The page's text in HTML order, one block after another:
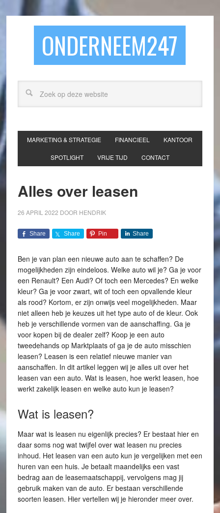
ONDERNEEM247
MARKETING & STRATEGIE FINANCIEEL KANTOOR
SPOTLIGHT VRIJE TIJD CONTACT
Alles over leasen
26 APRIL 2022 DOOR HENDRIK
Share Share Pin Share
Ben je van plan een nieuwe auto aan te schaffen? De
mogelijkheden zijn eindeloos. Welke auto wil je? Ga je voor
een Renault? Een Audi? Of toch een Mercedes? En welke
kleur? Ga je voor zwart, wit of toch een opvallende kleur
als rood? Kortom, er zijn onwijs veel mogelijkheden. Maar
niet alleen heb je keuzes uit het type auto of de kleur. Ook
heb je verschillende vormen van de aanschaffing. Ga je
voor kopen bij de dealer zelf? Koop je een auto
tweedehands op Marktplaats of ga je de auto misschien
leasen? Leasen is een relatief nieuwe manier van
aanschaffen. In dit artikel leggen wij je alles uit over het
leasen van een auto. Wat is leasen, hoe werkt leasen, hoe
werkt zakelijk leasen en welke auto kun je leasen?
Wat is leasen?
Maar wat is leasen nu eigenlijk precies? Er bestaat hier en
daar soms nog wat twijfel over wat leasen nu precies
inhoud. Het leasen van een auto kun je vergelijken met een
huren van een huis. Je betaalt maandelijks een vast
bedrag aan de leasemaatschappij, vervolgens mag jij
gebruik maken van de auto. Er bestaan verschillende
soorten leasen. Hier vertellen wij je hieronder meer over.